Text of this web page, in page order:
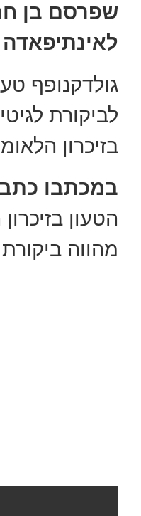
שפרסם בן
גולדקנופף
לביקורת
בזיכרון
במכתבו
הטעון
מהווה